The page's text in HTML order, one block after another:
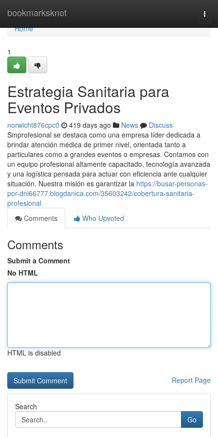
bookmarksknot
Home
Home
1
Estrategia Sanitaria para
Eventos Privados
norwicht876cpc0 419 days ago News
Discuss
Smprofesional se destaca como una empresa líder dedicada a
brindar atención médica de primer nivel, orientada tanto a
particulares como a grandes eventos o empresas. Contamos con
un equipo profesional altamente capacitado, tecnología avanzada
y una logística pensada para actuar con eficiencia ante cualquier
situación. Nuestra misión es garantizar la https://busar-personas-
por-dni66777.blogdanica.com/35603242/cobertura-sanitaria-
profesional
Comments
Who Upvoted
Comments
Submit a Comment
No HTML
HTML is disabled
Report Page
Search
Go